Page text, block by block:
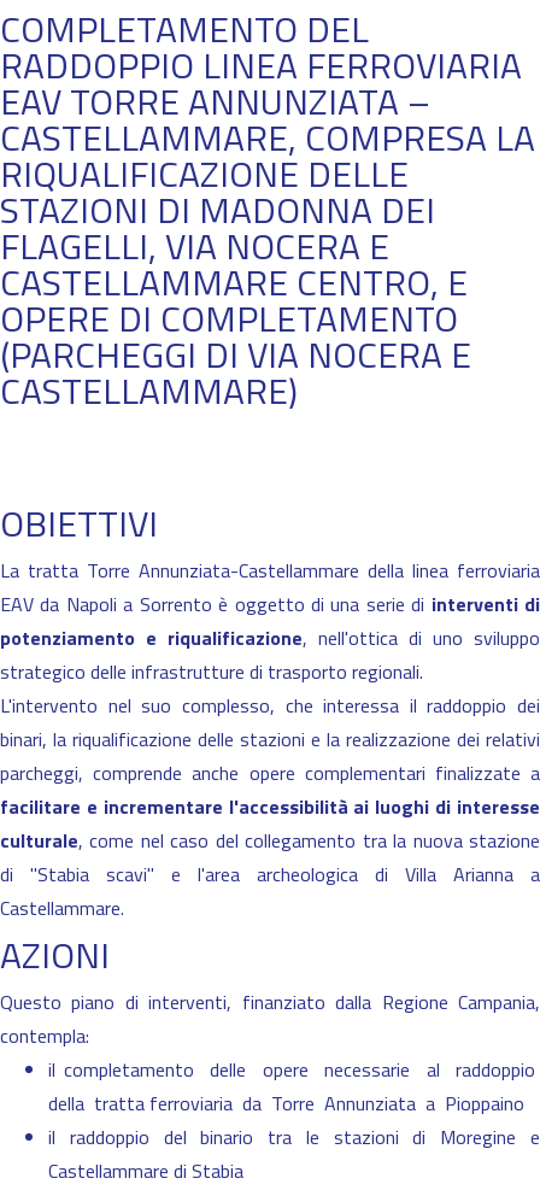
COMPLETAMENTO DEL
RADDOPPIO LINEA FERROVIARIA
EAV TORRE ANNUNZIATA –
CASTELLAMMARE, COMPRESA LA
RIQUALIFICAZIONE DELLE
STAZIONI DI MADONNA DEI
FLAGELLI, VIA NOCERA E
CASTELLAMMARE CENTRO, E
OPERE DI COMPLETAMENTO
(PARCHEGGI DI VIA NOCERA E
CASTELLAMMARE)
OBIETTIVI
La tratta Torre Annunziata-Castellammare della linea ferroviaria
EAV da Napoli a Sorrento è oggetto di una serie di interventi di
potenziamento e riqualificazione, nell'ottica di uno sviluppo
strategico delle infrastrutture di trasporto regionali.
L'intervento nel suo complesso, che interessa il raddoppio dei
binari, la riqualificazione delle stazioni e la realizzazione dei relativi
parcheggi, comprende anche opere complementari finalizzate a
facilitare e incrementare l'accessibilità ai luoghi di interesse
culturale, come nel caso del collegamento tra la nuova stazione
di "Stabia scavi" e l'area archeologica di Villa Arianna a
Castellammare.
AZIONI
Questo piano di interventi, finanziato dalla Regione Campania,
contempla:
il completamento delle opere necessarie al raddoppio
della tratta ferroviaria da Torre Annunziata a Pioppaino
il raddoppio del binario tra le stazioni di Moregine e
Castellammare di Stabia